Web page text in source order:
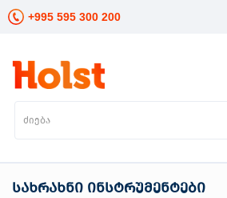
+995 595 300 200
სახრახნი ინსტრუმენტები
კატალოგი
განათება
ინსტრუმენტები
ელექტრო